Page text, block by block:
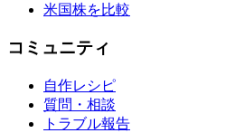
米国株を比較
コミュニティ
自作レシピ
質問・相談
トラブル報告